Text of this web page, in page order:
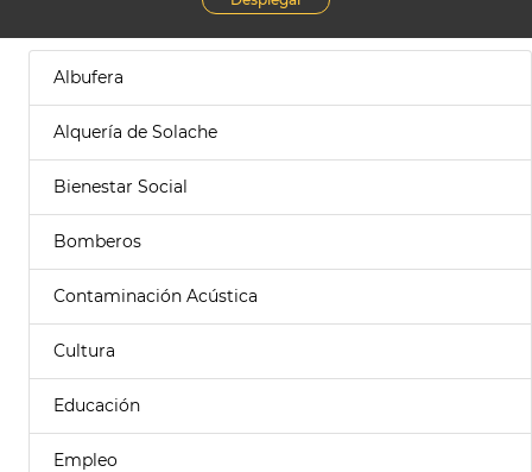
Albufera
Alquería de Solache
Bienestar Social
Bomberos
Contaminación Acústica
Cultura
Educación
Empleo